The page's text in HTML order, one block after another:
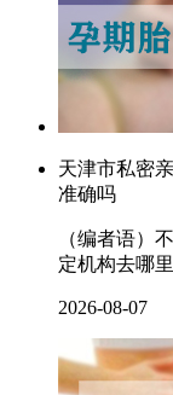
天津市私密
准确吗
（编者语）
定机构去哪
2026-08-07